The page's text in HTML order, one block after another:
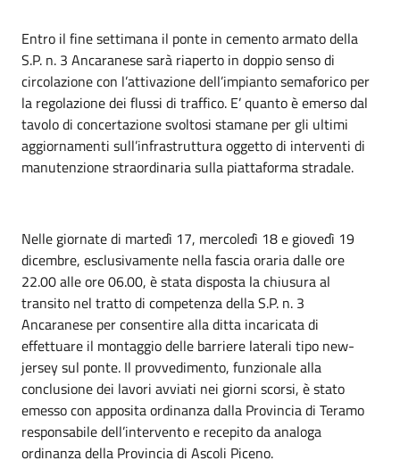
Entro il fine settimana il ponte in cemento armato della
S.P. n. 3 Ancaranese sarà riaperto in doppio senso di
circolazione con l’attivazione dell’impianto semaforico per
la regolazione dei flussi di traffico. E’ quanto è emerso dal
tavolo di concertazione svoltosi stamane per gli ultimi
aggiornamenti sull’infrastruttura oggetto di interventi di
manutenzione straordinaria sulla piattaforma stradale.
Nelle giornate di martedì 17, mercoledì 18 e giovedì 19
dicembre, esclusivamente nella fascia oraria dalle ore
22.00 alle ore 06.00, è stata disposta la chiusura al
transito nel tratto di competenza della S.P. n. 3
Ancaranese per consentire alla ditta incaricata di
effettuare il montaggio delle barriere laterali tipo new-
jersey sul ponte. Il provvedimento, funzionale alla
conclusione dei lavori avviati nei giorni scorsi, è stato
emesso con apposita ordinanza dalla Provincia di Teramo
responsabile dell’intervento e recepito da analoga
ordinanza della Provincia di Ascoli Piceno.